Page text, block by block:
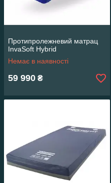
Протипролежневий матрац
InvaSoft Hybrid
Немає в наявності
59 990 ₴